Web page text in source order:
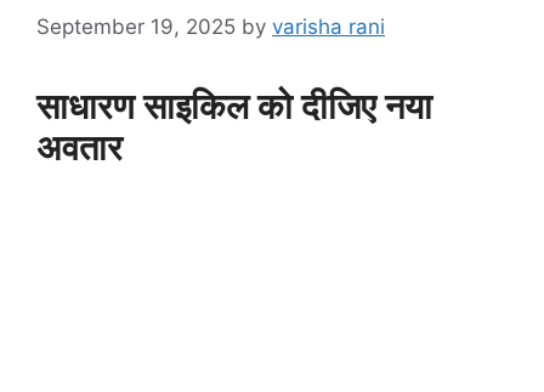
September 19, 2025 by varisha rani
साधारण साइकिल को दीजिए नया
अवतार